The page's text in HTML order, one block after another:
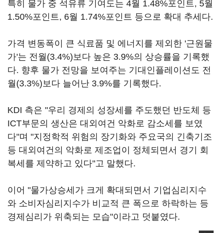
특히 물가 중 석유류 기여도는 4월 1.48%포인트, 5월
1.50%포인트, 6월 1.74%포인트 등으로 확대 추세다.
가격 변동폭이 큰 식료품 및 에너지를 제외한 '근원물
가'는 전월(3.4%)보다 높은 3.9%의 상승률을 기록했
다. 향후 물가 전망을 보여주는 기대인플레이션도 전
월(3.3%)보다 늘어난 3.9%를 기록했다.
KDI 측은 "우리 경제의 성장세를 주도했던 반도체 등
ICT부문의 생산은 대외여건 악화로 감소세를 보였
다"며 "지정학적 위험의 장기화와 주요국의 긴축기조
등 대외여건의 악화로 제조업이 정체되면서 경기 회
복세를 제약하고 있다"고 말했다.
이어 "물가상승세가 크게 확대되면서 기업심리지수
와 소비자심리지수가 비교적 큰 폭으로 하락하는 등
경제심리가 위축되는 모습"이라고 덧붙였다.